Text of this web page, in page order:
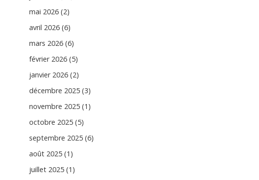
mai 2026 (2)
avril 2026 (6)
mars 2026 (6)
février 2026 (5)
janvier 2026 (2)
décembre 2025 (3)
novembre 2025 (1)
octobre 2025 (5)
septembre 2025 (6)
août 2025 (1)
juillet 2025 (1)